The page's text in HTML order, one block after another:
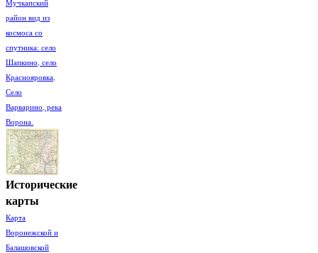
Мучкапский
район вид из
космоса со
спутника: село
Шапкино, село
Краснояровка,
Село
Варварино, река
Ворона.
Исторические
карты
Карта
Воронежской и
Балашовской